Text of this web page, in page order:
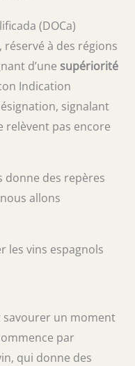
(DOCa)
à des régions
d’une supériorité
Indication
signalant
relèvent pas encore
donne des repères
allons
les vins espagnols
savourer un moment
par
qui donne des